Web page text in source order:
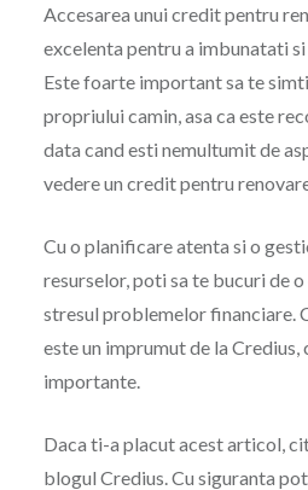
Accesarea unui credit pentru
excelenta pentru a imbunatati
Este foarte important sa te
propriului camin, asa ca este
data cand esti nemultumit de
vedere un credit pentru
Cu o planificare atenta si o
resurselor, poti sa te bucuri de
stresul problemelor financiare.
este un imprumut de la
importante.
Daca ti-a placut acest articol,
blogul Credius. Cu siguranta